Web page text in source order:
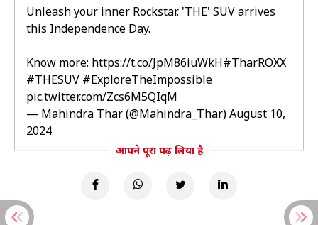
Unleash your inner Rockstar. 'THE' SUV arrives
this Independence Day.
Know more: https://t.co/JpM86iuWkH#TharROXX
#THESUV #ExploreTheImpossible
pic.twitter.com/Zcs6M5QIqM
— Mahindra Thar (@Mahindra_Thar)August 10,
2024
आपने पूरा पढ़ लिया है